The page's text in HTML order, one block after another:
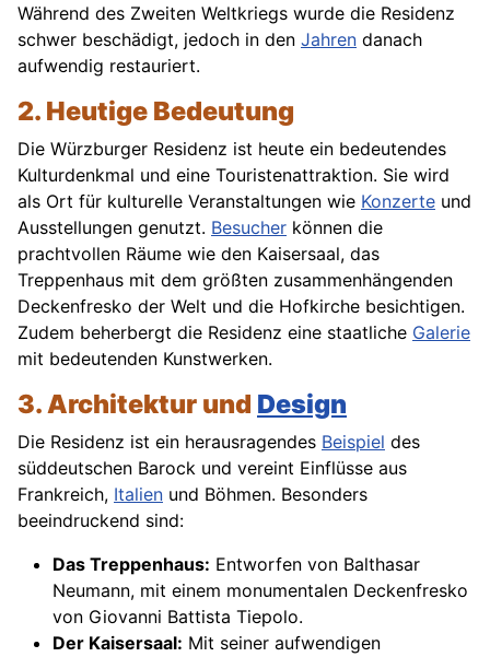
Während des Zweiten Weltkriegs wurde die Residenz
schwer beschädigt, jedoch in den Jahren danach
aufwendig restauriert.
2. Heutige Bedeutung
Die Würzburger Residenz ist heute ein bedeutendes
Kulturdenkmal und eine Touristenattraktion. Sie wird
als Ort für kulturelle Veranstaltungen wie Konzerte und
Ausstellungen genutzt. Besucher können die
prachtvollen Räume wie den Kaisersaal, das
Treppenhaus mit dem größten zusammenhängenden
Deckenfresko der Welt und die Hofkirche besichtigen.
Zudem beherbergt die Residenz eine staatliche Galerie
mit bedeutenden Kunstwerken.
3. Architektur und Design
Die Residenz ist ein herausragendes Beispiel des
süddeutschen Barock und vereint Einflüsse aus
Frankreich, Italien und Böhmen. Besonders
beeindruckend sind:
Das Treppenhaus: Entworfen von Balthasar
Neumann, mit einem monumentalen Deckenfresko
von Giovanni Battista Tiepolo.
Der Kaisersaal: Mit seiner aufwendigen